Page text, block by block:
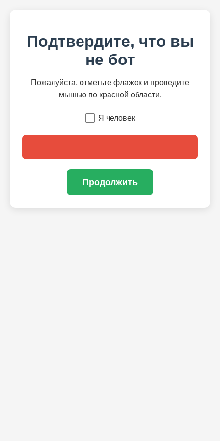
Подтвердите, что вы
не бот
Пожалуйста, отметьте флажок и проведите
мышью по красной области.
Я человек
Продолжить